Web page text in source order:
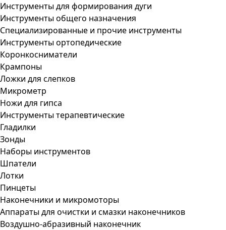
Инструменты для формирования дуги
Инструменты общего назначения
Специализированные и прочие инструменты
Инструменты ортопедические
Коронкосниматели
Крампоны
Ложки для слепков
Микрометр
Ножи для гипса
Инструменты терапевтические
Гладилки
Зонды
Наборы инструментов
Шпатели
Лотки
Пинцеты
Наконечники и микромоторы
Аппараты для очистки и смазки наконечников
Воздушно-абразивный наконечник